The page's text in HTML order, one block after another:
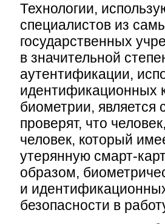
Технологии,
специалистов из
государственных
в значительной
аутентификации,
идентификационных
биометрии, является
проверят, что
человек, который
утерянную смарт-
образом,
и
безопасности в